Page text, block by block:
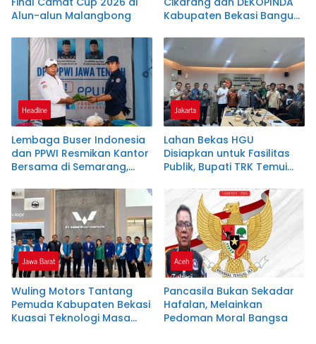
Alun-alun Malangbong
Kabupaten Bekasi Bangun
Perlindungan Pekerja
Koperasi dan UKM
Headline
Lembaga Buser Indonesia
dan PPWI Resmikan Kantor
Bersama di Semarang,
Kelembagaan dan
Jurnalistik
Jakarta
Lahan Bekas HGU
Disiapkan untuk Fasilitas
Publik, Bupati TRK Temui
ATR/BPN
Jawa Barat
Wuling Motors Tantang
Pemuda Kabupaten Bekasi
Kuasai Teknologi Masa
Aceh
Pancasila Bukan Sekadar
Hafalan, Melainkan
Pedoman Moral Bangsa